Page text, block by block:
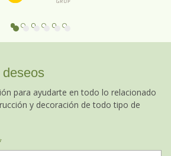
para ayudarte en todo lo relacionado
y decoración de todo tipo de